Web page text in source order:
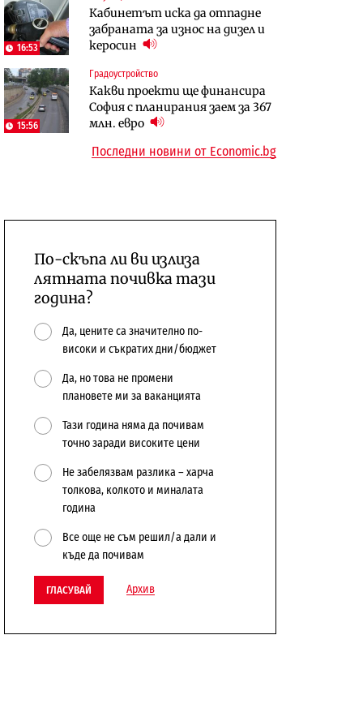
16:53
Кабинетът иска да отпадне
забраната за износ на дизел и
керосин
15:56
Градоустройство
Какви проекти ще финансира
София с планирания заем за 367
млн. евро
бюджетите си
To:know
цените в лева: Какво
предстои?
Компании
технологичните компании и
системните интегратори
Последни новини от Economic.bg
По-скъпа ли ви излиза
лятната почивка тази
година?
Да, цените са значително по-
високи и съкратих дни/бюджет
Да, но това не промени
плановете ми за ваканцията
Тази година няма да почивам
точно заради високите цени
Не забелязвам разлика – харча
толкова, колкото и миналата
година
Все още не съм решил/а дали и
къде да почивам
ГЛАСУВАЙ Архив